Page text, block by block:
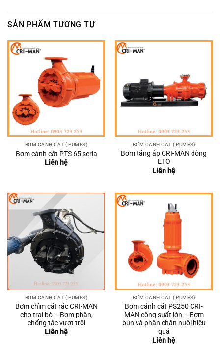
SẢN PHẨM TƯƠNG TỰ
BƠM CÁNH CẮT ( PUMPS)
Bơm cánh cắt PTS 65 seria
Liên hệ
BƠM CÁNH CẮT ( PUMPS)
Bơm tăng áp CRI-MAN dòng
ETO
Liên hệ
BƠM CÁNH CẮT ( PUMPS)
Bơm chìm cắt rác CRI-MAN
cho trại bò – Bơm phân,
chống tắc vượt trội
Liên hệ
BƠM CÁNH CẮT ( PUMPS)
Bơm cánh cắt PS250 CRI-
MAN công suất lớn – Bơm
bùn và phân chăn nuôi hiệu
quả
Liên hệ